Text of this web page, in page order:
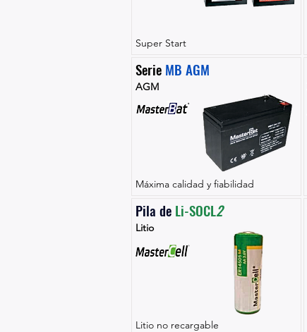
Super Start
Serie MB AGM
AGM
Máxima calidad y fiabilidad
Pila de Li-SOCL2
Litio
Litio no recargable